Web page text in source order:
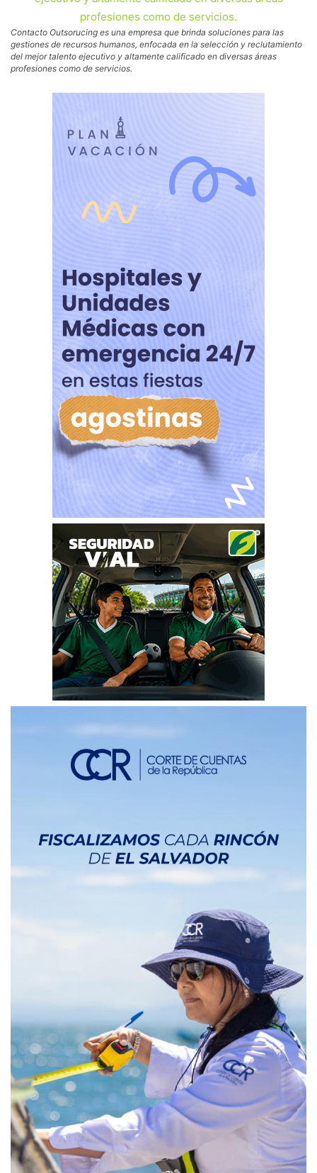
Contacto Outsorucing es una empresa que brinda soluciones para las
gestiones de recursos humanos, enfocada en la selección y reclutamiento
del mejor talento ejecutivo y altamente calificado en diversas áreas
profesiones como de servicios.